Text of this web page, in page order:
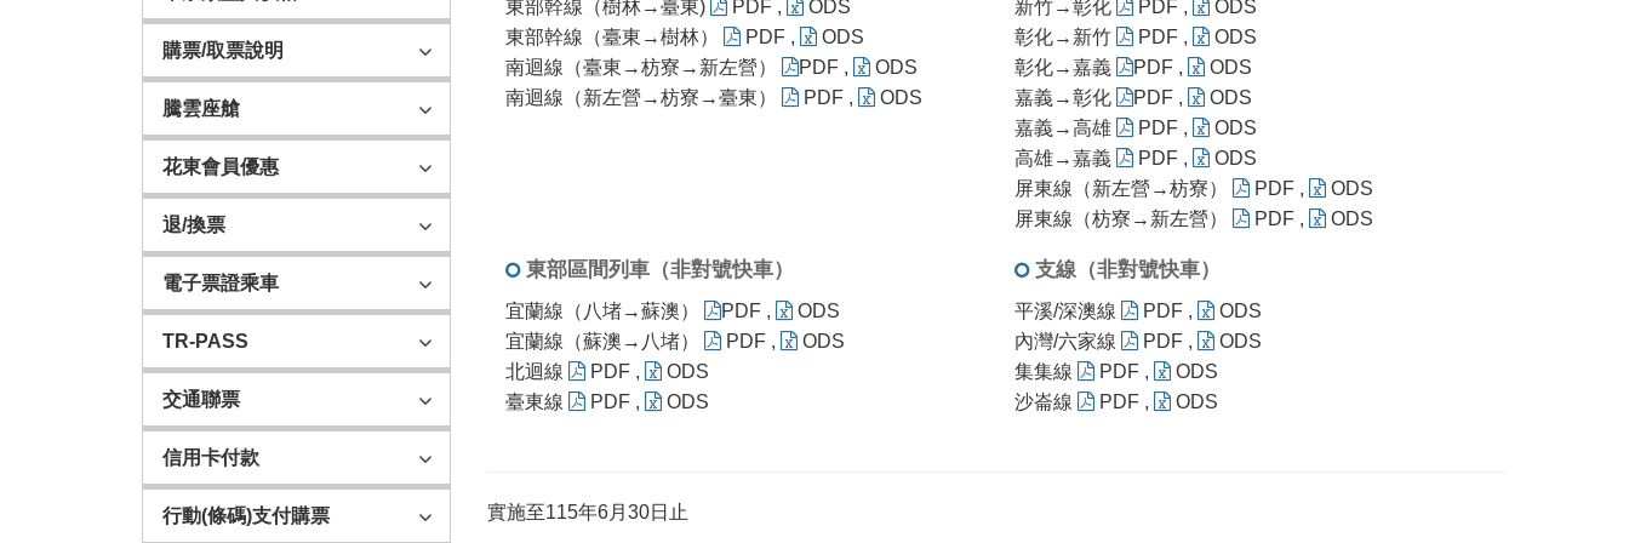
購票/取票說明
騰雲座艙
花東會員優惠
退/換票
電子票證乘車
TR-PASS
交通聯票
信用卡付款
行動(條碼)支付購票
東部幹線（樹林→臺東) PDF ,
ODS
東部幹線（臺東→樹林）
PDF ,
ODS
南迴線（臺東→枋寮→新左營）
PDF ,
ODS
南迴線（新左營→枋寮→臺東）
PDF , ODS
新竹→彰化 PDF ,
ODS
彰化→新竹
PDF ,
ODS
彰化→嘉義
PDF ,
ODS
嘉義→彰化
PDF ,
ODS
嘉義→高雄
PDF ,
ODS
高雄→嘉義
PDF ,
ODS
屏東線（新左營→枋寮）
PDF ,
ODS
屏東線（枋寮→新左營）
PDF , ODS
東部區間列車（非對號快車）
宜蘭線（八堵→蘇澳） PDF ,
ODS
宜蘭線（蘇澳→八堵）
PDF ,
ODS
北迴線
PDF ,
ODS
臺東線
PDF , ODS
支線（非對號快車）
平溪/深澳線 PDF ,
ODS
內灣/六家線
PDF ,
ODS
集集線
PDF ,
ODS
沙崙線
PDF , ODS
實施至115年6月30日止